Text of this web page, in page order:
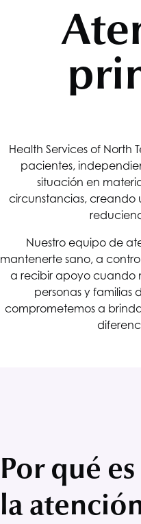
Health Services of North
pacientes,
situación en
circunstancias, creando
Nuestro equipo de
mantenerte sano, a
a recibir apoyo cuando
personas y familias
comprometemos a
Por qué
la